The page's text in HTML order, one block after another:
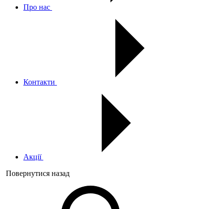
Про нас
Контакти
Акції
Повернутися назад